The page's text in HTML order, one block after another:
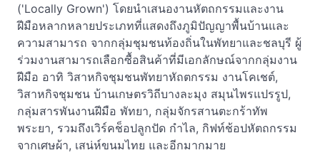
('Locally Grown') โดยนำเสนองานหัตถกรรมและงาน
ฝีมือหลากหลายประเภทที่แสดงถึงภูมิปัญญาพื้นบ้านและ
ความสามารถ จากกลุ่มชุมชนท้องถิ่นในพัทยาและชลบุรี ผู้
ร่วมงานสามารถเลือกซื้อสินค้าที่มีเอกลักษณ์จากกลุ่มงาน
ฝีมือ อาทิ วิสาหกิจชุมชนพัทยาหัถตกรรม งานโคเชต์,
วิสาหกิจชุมชน บ้านเกษตรวิถีบางละมุง สมุนไพรแปรรูป,
กลุ่มสารพันงานฝีมือ พัทยา, กลุ่มจักรสานตะกร้าทัพ
พระยา, รวมถึงเวิร์คช็อปลูกปัด กำไล, กิฟท์ช้อปหัตถกรรม
จากเศษผ้า, เสน่ห์ขนมไทย และอีกมากมาย